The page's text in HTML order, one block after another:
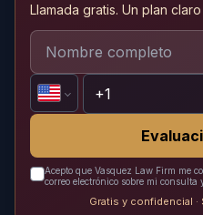
Llamada gratis. Un plan
Acepto que Vasquez Law Firm me
correo electrónico sobre mi consulta
Gratis y confidencial ·